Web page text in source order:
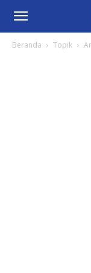
Beranda Topik